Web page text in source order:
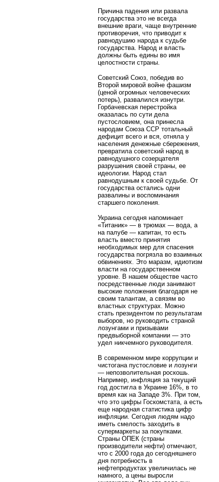
Причина падения или развала
государства это не всегда
внешние враги, чаще внутренние
противоречия, что приводит к
равнодушию народа к судьбе
государства. Народ и власть
должны быть едины во имя
целостности страны.
Советский Союз, победив во
Второй мировой войне фашизм
(ценой огромных человеческих
потерь), развалился изнутри.
Горбачевская перестройка
оказалась по сути дела
пустословием, она принесла
народам Союза ССР тотальный
дефицит всего и вся, отняла у
населения денежные сбережения,
превратила советский народ в
равнодушного созерцателя
разрушения своей страны, ее
идеологии. Народ стал
равнодушным к своей судьбе. От
государства остались одни
развалины и воспоминания
старшего поколения.
Украина сегодня напоминает
«Титаник» — в трюмах — вода, а
на палубе — капитан, то есть
власть вместо принятия
необходимых мер для спасения
государства погрязла во взаимных
обвинениях. Это маразм, идиотизм
власти на государственном
уровне. В нашем обществе часто
посредственные люди занимают
высокие положения благодаря не
своим талантам, а связям во
властных структурах. Можно
стать президентом по результатам
выборов, но руководить страной
лозунгами и призывами
предвыборной компании — это
удел никчемного руководителя.
В современном мире коррупции и
чистогана пустословие и лозунги
— непозволительная роскошь.
Например, инфляция за текущий
год достигла в Украине 16%, в то
время как на Западе 3%. При том,
что это цифры Госкомстата, а есть
еще народная статистика цифр
инфляции. Сегодня людям надо
иметь смелость заходить в
супермаркеты за покупками.
Страны ОПЕК (страны
производители нефти) отмечают,
что с 2000 года до сегодняшнего
дня потребность в
нефтепродуктах увеличилась не
намного, а цены выросли